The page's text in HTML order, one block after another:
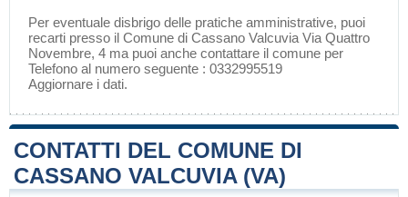
Per eventuale disbrigo delle pratiche amministrative, puoi
recarti presso il Comune di Cassano Valcuvia Via Quattro
Novembre, 4 ma puoi anche contattare il comune per
Telefono al numero seguente : 0332995519
Aggiornare i dati.
CONTATTI DEL COMUNE DI
CASSANO VALCUVIA (VA)